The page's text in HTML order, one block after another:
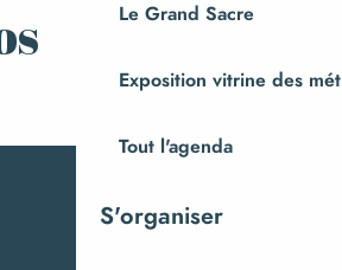
Le Grand Sacre
Exposition vitrine des
Tout l'agenda
S'organiser